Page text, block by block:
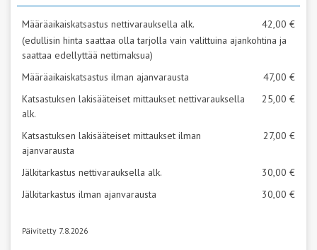
Määräaikaiskatsastus nettivarauksella alk.
42,00 €
(edullisin hinta saattaa olla tarjolla vain valittuina ajankohtina ja
saattaa edellyttää nettimaksua)
Määräaikaiskatsastus ilman ajanvarausta
47,00 €
Katsastuksen lakisääteiset mittaukset nettivarauksella
alk.
25,00 €
Katsastuksen lakisääteiset mittaukset ilman
ajanvarausta
27,00 €
Jälkitarkastus nettivarauksella alk.
30,00 €
Jälkitarkastus ilman ajanvarausta
30,00 €
Päivitetty 7.8.2026